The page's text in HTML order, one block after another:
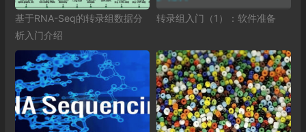
基于RNA-Seq的转录组数据分
析入门介绍
转录组入门（1）：软件准备